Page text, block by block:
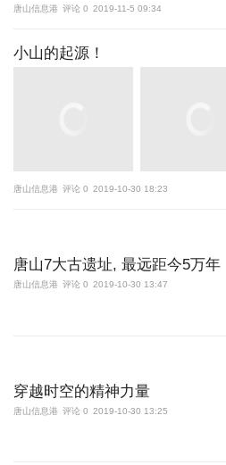
唐山信息港 评论 0 2019-11-5 09:34
小山的起源！
唐山信息港 评论 0 2019-10-30 18:23
唐山7大古遗址, 最远距今5万年
唐山信息港 评论 0 2019-10-30 13:47
穿越时空的精神力量
唐山信息港 评论 0 2019-10-30 13:25